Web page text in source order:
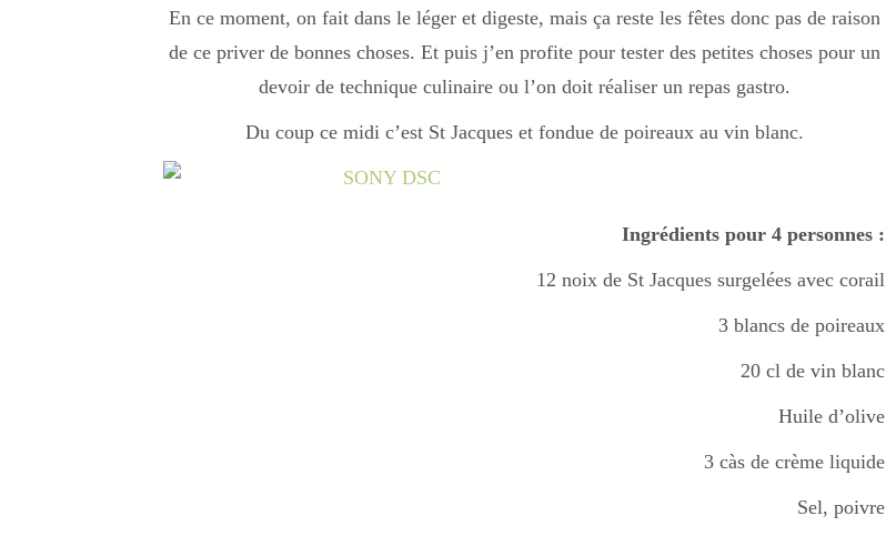
En ce moment, on fait dans le léger et digeste, mais ça reste les fêtes donc pas de raison
de ce priver de bonnes choses. Et puis j’en profite pour tester des petites choses pour un
devoir de technique culinaire ou l’on doit réaliser un repas gastro.
Du coup ce midi c’est St Jacques et fondue de poireaux au vin blanc.
Ingrédients pour 4 personnes :
12 noix de St Jacques surgelées avec corail
3 blancs de poireaux
20 cl de vin blanc
Huile d’olive
3 càs de crème liquide
Sel, poivre